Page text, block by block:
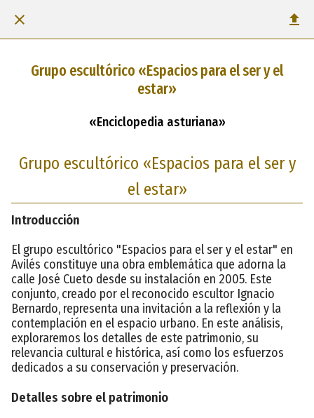
Grupo escultórico «Espacios para el ser y el
estar»
«Enciclopedia asturiana»
Grupo escultórico «Espacios para el ser y
el estar»
Introducción
El grupo escultórico "Espacios para el ser y el estar" en
Avilés constituye una obra emblemática que adorna la
calle José Cueto desde su instalación en 2005. Este
conjunto, creado por el reconocido escultor Ignacio
Bernardo, representa una invitación a la reflexión y la
contemplación en el espacio urbano. En este análisis,
exploraremos los detalles de este patrimonio, su
relevancia cultural e histórica, así como los esfuerzos
dedicados a su conservación y preservación.
Detalles sobre el patrimonio